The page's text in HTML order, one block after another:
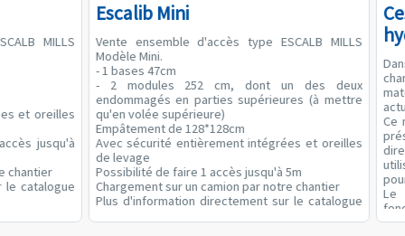
MILLS
et oreilles
jusqu'à
chantier
le catalogue
Escalib Mini
Vente ensemble d'accès type ESCALB MILLS
Modèle Mini.
- 1 bases 47cm
- 2 modules 252 cm, dont un des deux
endommagés en parties supérieures (à mettre
qu'en volée supérieure)
Empâtement de 128*128cm
Avec sécurité entièrement intégrées et oreilles
de levage
Possibilité de faire 1 accès jusqu'à 5m
Chargement sur un camion par notre chantier
Plus d'information directement sur le catalogue
Ce
•